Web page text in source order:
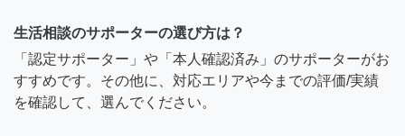
生活相談のサポーターの選び方は？
「認定サポーター」や「本人確認済み」のサポーターがお
すすめです。その他に、対応エリアや今までの評価/実績
を確認して、選んでください。